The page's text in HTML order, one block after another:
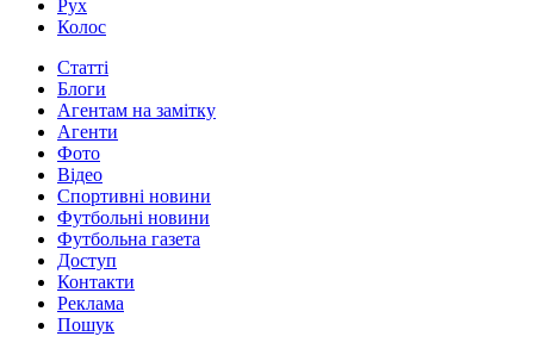
Рух
Колос
Статті
Блоги
Агентам на замітку
Агенти
Фото
Відео
Спортивні новини
Футбольні новини
Футбольна газета
Доступ
Контакти
Реклама
Пошук